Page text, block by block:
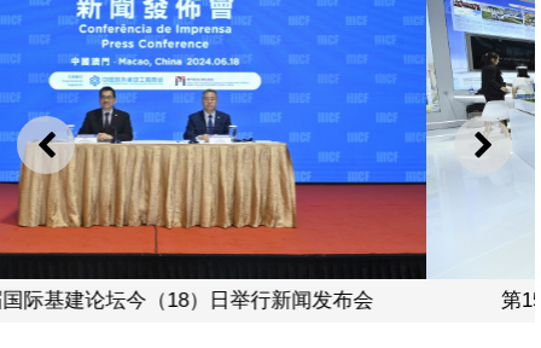
上一则 下一
第15届国际基建论坛展示符合澳门需求展品